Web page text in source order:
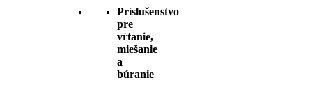
Príslušenstvo
pre
vŕtanie,
miešanie
a
búranie